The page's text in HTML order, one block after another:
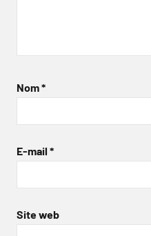
Nom*
E-mail *
Site web